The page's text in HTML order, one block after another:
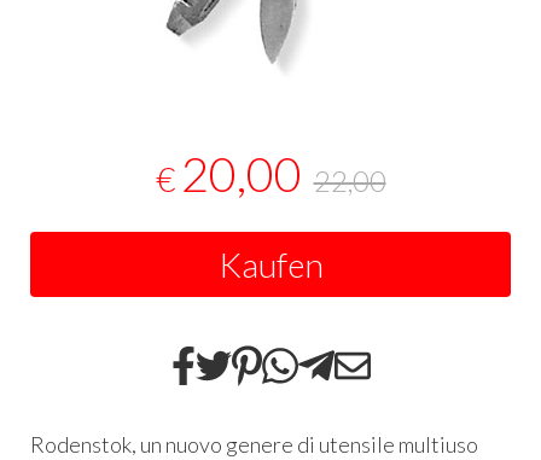
€ 20,00 22,00
Kaufen
Rodenstok, un nuovo genere di utensile multiuso